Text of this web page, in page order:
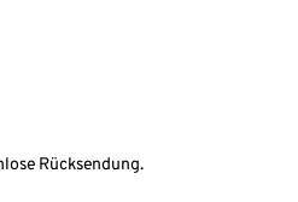
Rücksendung.